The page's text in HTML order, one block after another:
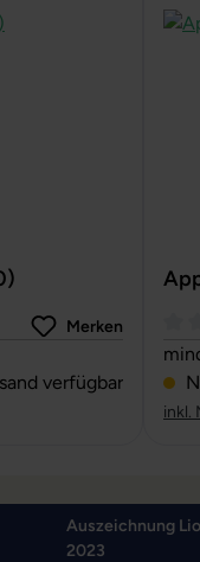
von 0 von 5
Merken
verfügbar
inkl.
Auszeichnung
2023